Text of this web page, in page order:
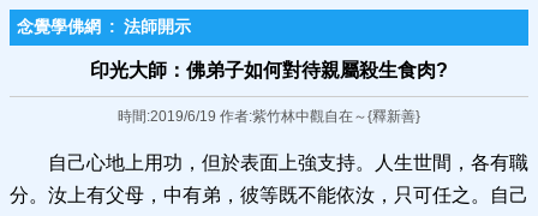
念覺學佛網 : 法師開示
印光大師：佛弟子如何對待親​屬殺生食肉?
時間:2019/6/19 作者:紫竹林中觀自在～{釋新善}
自己心地上用功，但於表面上強支持。人生世間，各有職
分。汝上有父母，中有弟，彼等既不能依汝，只可任之。自己